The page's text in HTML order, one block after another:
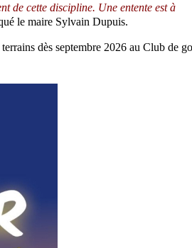
de cette discipline. Une entente est à
le maire Sylvain Dupuis.
dès septembre 2026 au Club de